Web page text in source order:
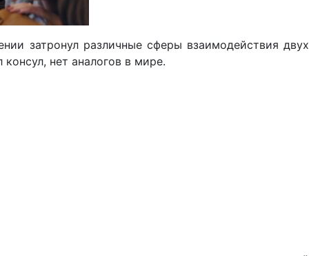
затронул различные сферы взаимодействия двух
нет аналогов в мире.